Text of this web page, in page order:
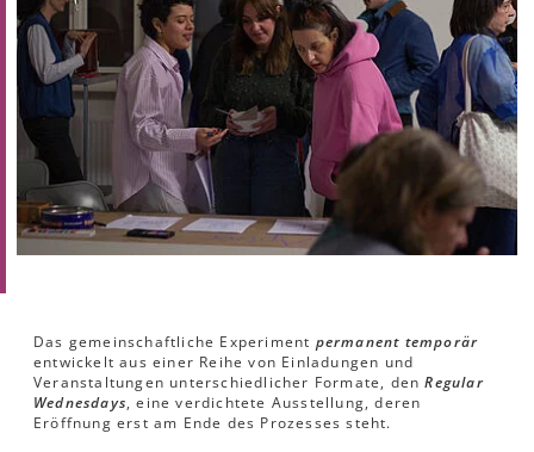
Das gemeinschaftliche Experiment permanent temporär
entwickelt aus einer Reihe von Einladungen und
Veranstaltungen unterschiedlicher Formate, denRegular
Wednesdays, eine verdichtete Ausstellung, deren
Eröffnung erst am Ende des Prozesses steht.